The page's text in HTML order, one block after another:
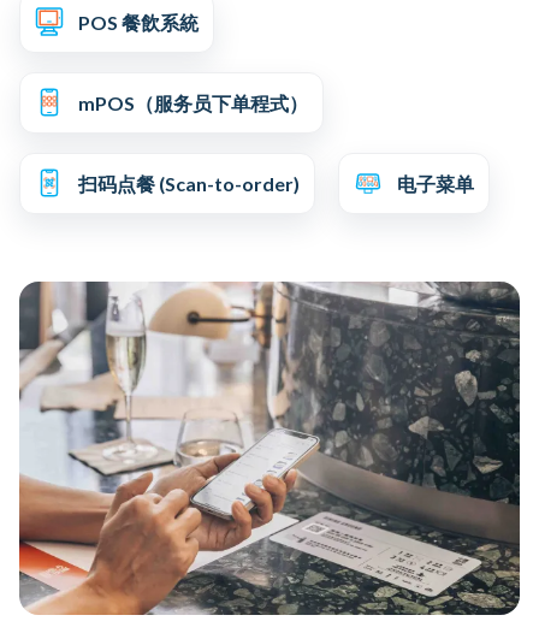
POS 餐飲系統
mPOS（服务员下单程式）
扫码点餐 (Scan-to-order) 电子菜单